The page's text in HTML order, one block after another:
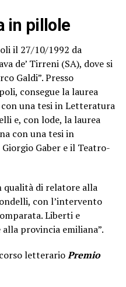
in pillole
il 27/10/1992 da
de’ Tirreni (SA), dove si
Galdi”. Presso
consegue la laurea
una tesi in Letteratura
e, con lode, la laurea
con una tesi in
Gaber e il Teatro-
qualità di relatore alla
con l’intervento
Liberti e
provincia emiliana”.
letterarioPremio